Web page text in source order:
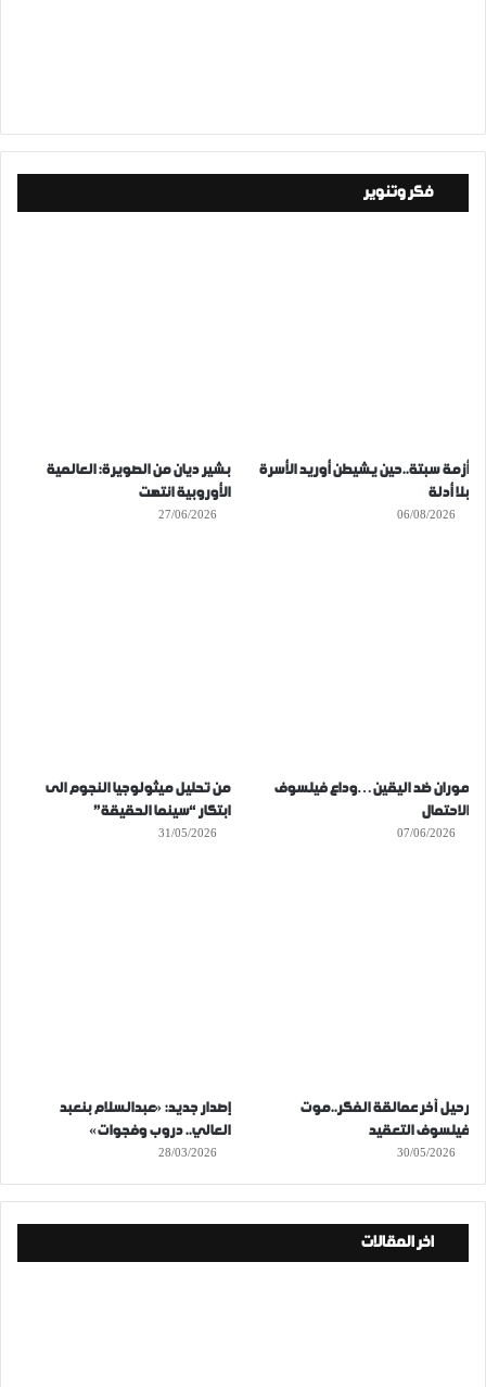
فكر وتنوير
أزمة سبتة..حين يشيطن أوريد الأسرة
بلا أدلة
06/08/2026
بشير ديان من الصويرة: العالمية
الأوروبية انتهت
27/06/2026
موران ضد اليقين…وداع فيلسوف
الاحتمال
07/06/2026
من تحليل ميثولوجيا النجوم الى
ابتكار “سينما الحقيقة”
31/05/2026
رحيل آخر عمالقة الفكر..موت
فيلسوف التعقيد
30/05/2026
إصدار جديد: «عبدالسلام بنعبد
العالي.. دروب وفجوات»
28/03/2026
اخر المقالات